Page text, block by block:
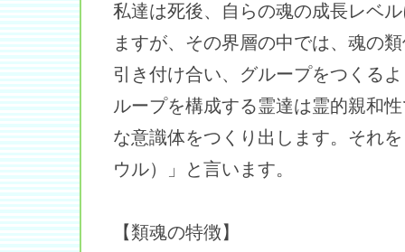
私達は死後、自らの魂の成長レベ
ますが、その界層の中では、魂の
引き付け合い、グループをつくる
ループを構成する霊達は霊的親和
な意識体をつくり出します。それ
ウル）」と言います。
【類魂の特徴】